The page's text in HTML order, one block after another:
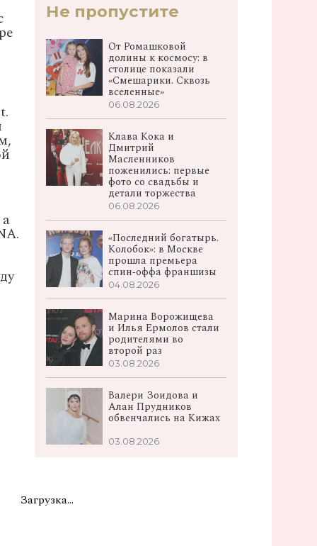
Не пропустите
От Ромашковой
долины к космосу: в
столице показали
«Смешарики. Сквозь
вселенные»
06.08.2026
Клава Кока и
Дмитрий
Масленников
поженились: первые
фото со свадьбы и
детали торжества
06.08.2026
«Последний богатырь.
Колобок»: в Москве
прошла премьера
спин‑оффа франшизы
04.08.2026
Марина Ворожищева
и Илья Ермолов стали
родителями во
второй раз
03.08.2026
Валери Зоидова и
Алан Прудников
обвенчались на Кижах
03.08.2026
Загрузка...